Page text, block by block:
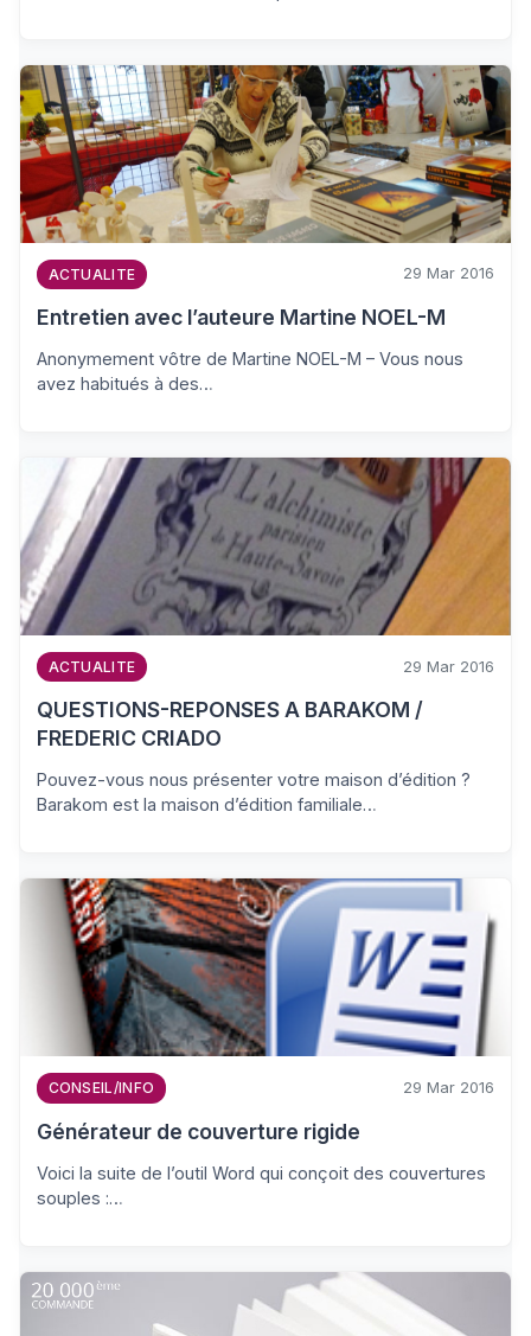
ACTUALITE 29 Mar 2016
Entretien avec l’auteure Martine NOEL-M
Anonymement vôtre de Martine NOEL-M – Vous nous
avez habitués à des…
ACTUALITE 29 Mar 2016
QUESTIONS-REPONSES A BARAKOM /
FREDERIC CRIADO
Pouvez-vous nous présenter votre maison d’édition ?
Barakom est la maison d’édition familiale…
CONSEIL/INFO 29 Mar 2016
Générateur de couverture rigide
Voici la suite de l’outil Word qui conçoit des couvertures
souples :…